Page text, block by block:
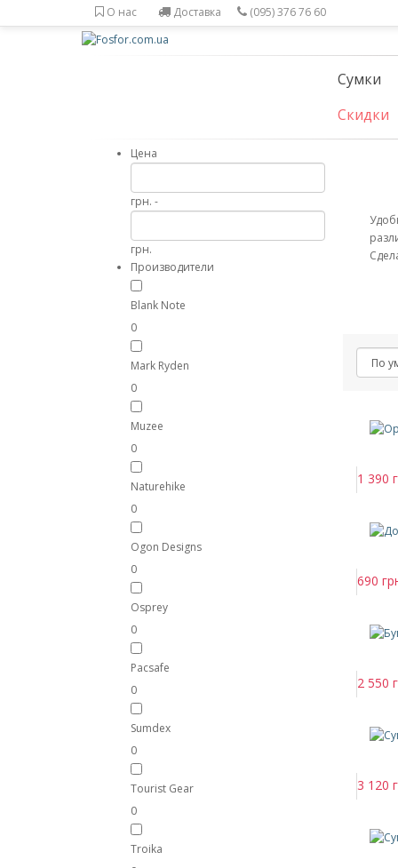
О нас Доставка (095) 376 76 60
Сумки
Скидки
Цена
грн. -
грн.
Производители
Blank Note
0
Mark Ryden
0
Muzee
0
Naturehike
0
Ogon Designs
0
Osprey
0
Pacsafe
0
Sumdex
0
Tourist Gear
0
Troika
1 390
690
2 550
3 120